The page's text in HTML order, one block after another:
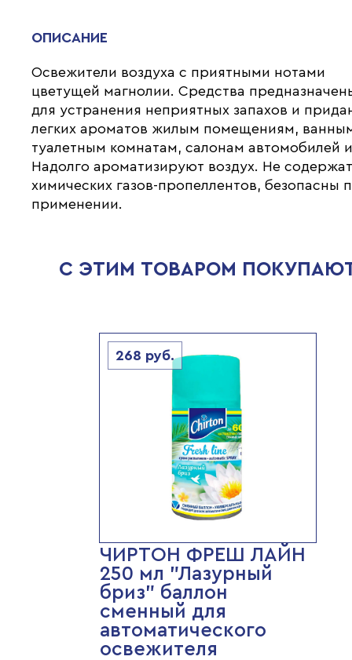
ОПИСАНИЕ
Освежители воздуха с приятными нотами
цветущей магнолии. Средства
для устранения неприятных запахов и
легких ароматов жилым помещениям,
туалетным комнатам, салонам автомобилей
Надолго ароматизируют воздух. Не
химических газов-пропеллентов, безопасны
применении.
С ЭТИМ ТОВАРОМ
268 руб.
ЧИРТОН ФРЕШ ЛАЙН
250 мл "Лазурный
бриз" баллон
сменный для
автоматического
освежителя